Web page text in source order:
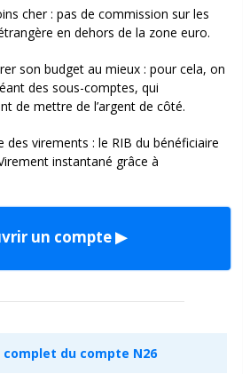
cher : pas de commission sur les
en dehors de la zone euro.
son budget au mieux : pour cela, on
des sous-comptes, qui
de mettre de l’argent de côté.
virements : le RIB du bénéficiaire
instantané grâce à
un compte ▶
du compte N26